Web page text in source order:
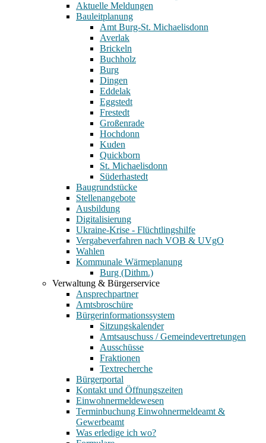
Aktuelle Meldungen
Bauleitplanung
Amt Burg-St. Michaelisdonn
Averlak
Brickeln
Buchholz
Burg
Dingen
Eddelak
Eggstedt
Frestedt
Großenrade
Hochdonn
Kuden
Quickborn
St. Michaelisdonn
Süderhastedt
Baugrundstücke
Stellenangebote
Ausbildung
Digitalisierung
Ukraine-Krise - Flüchtlingshilfe
Vergabeverfahren nach VOB & UVgO
Wahlen
Kommunale Wärmeplanung
Burg (Dithm.)
Verwaltung & Bürgerservice
Ansprechpartner
Amtsbroschüre
Bürgerinformationssystem
Sitzungskalender
Amtsauschuss / Gemeindevertretungen
Ausschüsse
Fraktionen
Textrecherche
Bürgerportal
Kontakt und Öffnungszeiten
Einwohnermeldewesen
Terminbuchung Einwohnermeldeamt &
Gewerbeamt
Was erledige ich wo?